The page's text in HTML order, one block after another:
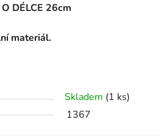
DÉLCE 26cm
materiál.
Skladem (1 ks)
1367